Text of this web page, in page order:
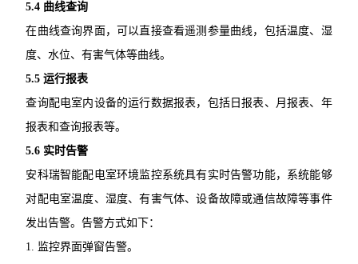
5.4 曲线查询
在曲线查询界面，可以直接查看遥测参量曲线，包括温度、湿
度、水位、有害气体等曲线。
5.5 运行报表
查询配电室内设备的运行数据报表，包括日报表、月报表、年
报表和查询报表等。
5.6 实时告警
安科瑞智能配电室环境监控系统具有实时告警功能，系统能够
对配电室温度、湿度、有害气体、设备故障或通信故障等事件
发出告警。告警方式如下：
1. 监控界面弹窗告警。